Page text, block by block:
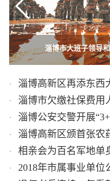
《我与黄继光的生死约定
淄博市大班子领导
· 淄博高新区再添东西
· 淄博市欠缴社保费用
· 淄博公安交警开展
· 淄博高新区颁首张农
· 相亲会为百名军地单
· 2018年市属事业单